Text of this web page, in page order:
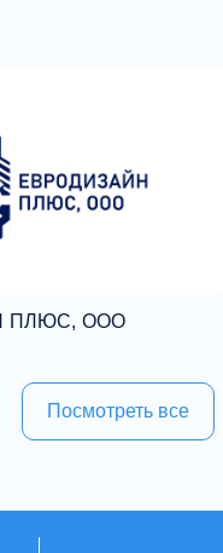
ПЛЮС, ООО
Посмотреть все